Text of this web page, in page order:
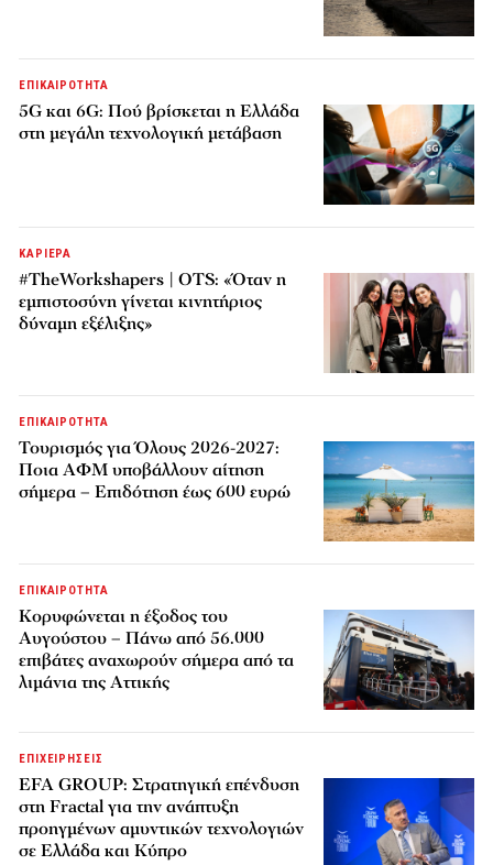
ΕΠΙΚΑΙΡΟΤΗΤΑ
5G και 6G: Πού βρίσκεται η Ελλάδα
στη μεγάλη τεχνολογική μετάβαση
ΚΑΡΙΕΡΑ
#TheWorkshapers | OTS: «Όταν η
εμπιστοσύνη γίνεται κινητήριος
δύναμη εξέλιξης»
ΕΠΙΚΑΙΡΟΤΗΤΑ
Τουρισμός για Όλους 2026-2027:
Ποια ΑΦΜ υποβάλλουν αίτηση
σήμερα – Επιδότηση έως 600 ευρώ
ΕΠΙΚΑΙΡΟΤΗΤΑ
Κορυφώνεται η έξοδος του
Αυγούστου – Πάνω από 56.000
επιβάτες αναχωρούν σήμερα από τα
λιμάνια της Αττικής
ΕΠΙΧΕΙΡΗΣΕΙΣ
EFA GROUP: Στρατηγική επένδυση
στη Fractal για την ανάπτυξη
προηγμένων αμυντικών τεχνολογιών
σε Ελλάδα και Κύπρο